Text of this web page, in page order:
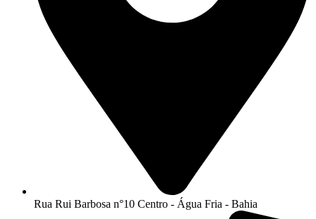
Rua Rui Barbosa n°10 Centro - Água Fria - Bahia